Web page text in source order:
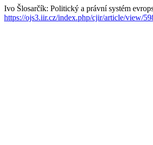
Ivo Šlosarčík: Politický a právní systém
https://ojs3.iir.cz/index.php/cjir/article/view/